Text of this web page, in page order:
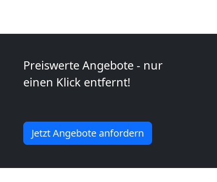
Preiswerte Angebote - nur
einen Klick entfernt!
Jetzt Angebote anfordern
Kunsttransport
Leonding
Umzug
Leonding
3